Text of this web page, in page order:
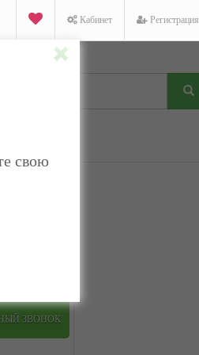
Кабинет Регистрация
ЗВОНОК
свою